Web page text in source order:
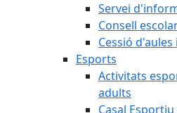
Servei
Consell
Cessió
Esports
Activitats
adults
Casal